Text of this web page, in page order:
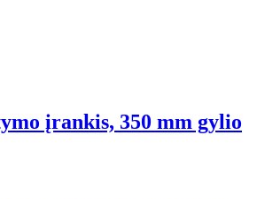
įrankis, 350 mm gylio